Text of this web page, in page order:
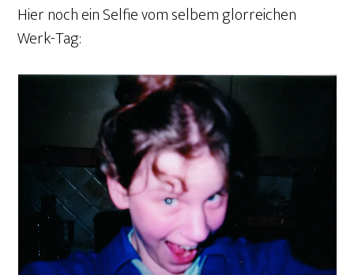
Hier noch ein Selfie vom selbem glorreichen
Werk-Tag: